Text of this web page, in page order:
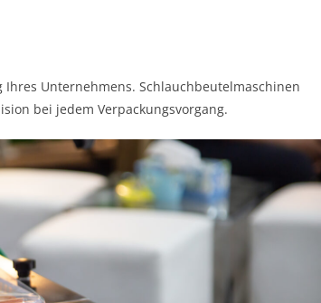
Unternehmens. Schlauchbeutelmaschinen
bei jedem Verpackungsvorgang.